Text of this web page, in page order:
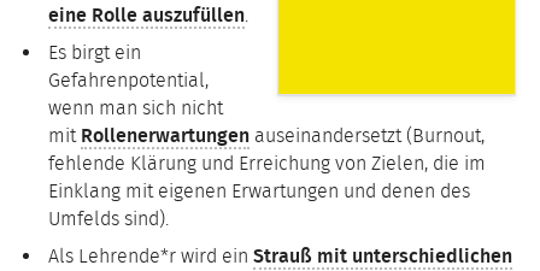
eine Rolle auszufüllen.
Es birgt ein
Gefahrenpotential,
wenn man sich nicht
mit Rollenerwartungen auseinandersetzt (Burnout,
fehlende Klärung und Erreichung von Zielen, die im
Einklang mit eigenen Erwartungen und denen des
Umfelds sind).
Als Lehrende*r wird ein Strauß mit unterschiedlichen